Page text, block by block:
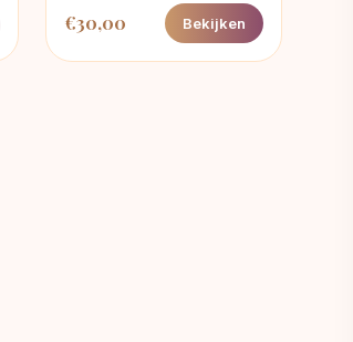
€30,00 Bekijken